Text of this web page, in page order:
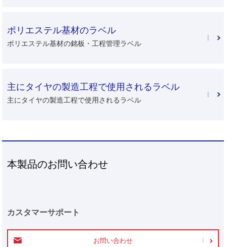
ポリエステル基材のラベル
ポリエステル基材の銘板・工程管理ラベル
主にタイヤの製造工程で使用されるラベル
主にタイヤの製造工程で使用されるラベル
本製品のお問い合わせ
カスタマーサポート
お問い合わせ